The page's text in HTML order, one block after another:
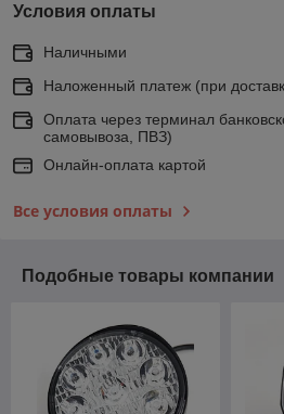
Условия оплаты
Наличными
Наложенный платеж (при
Оплата через терминал
самовывоза, ПВЗ)
Онлайн-оплата картой
Все условия оплаты
Подобные товары компании